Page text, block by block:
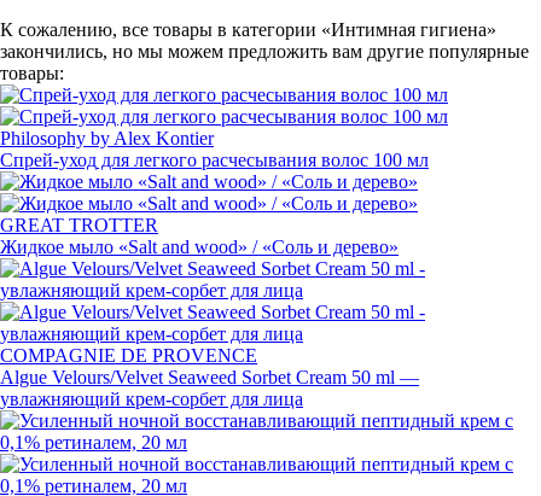
К сожалению, все товары в категории «Интимная гигиена»
закончились, но мы можем предложить вам другие популярные
товары:
Philosophy by Alex Kontier
Спрей-уход для легкого расчесывания волос 100 мл
GREAT TROTTER
Жидкое мыло «Salt and wood» / «Соль и дерево»
COMPAGNIE DE PROVENCE
Algue Velours/Velvet Seaweed Sorbet Cream 50 ml —
увлажняющий крем-сорбет для лица